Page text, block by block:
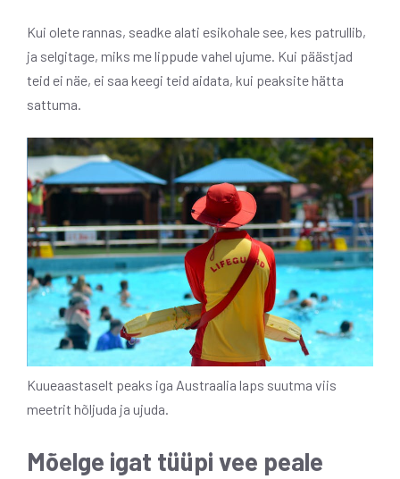
Kui olete rannas, seadke alati esikohale see, kes patrullib,
ja selgitage, miks me lippude vahel ujume. Kui päästjad
teid ei näe, ei saa keegi teid aidata, kui peaksite hätta
sattuma.
Kuueaastaselt peaks iga Austraalia laps suutma viis
meetrit hõljuda ja ujuda.
Mõelge igat tüüpi vee peale